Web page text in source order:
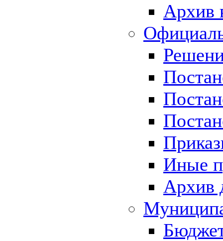
Архив
Иные
Архив